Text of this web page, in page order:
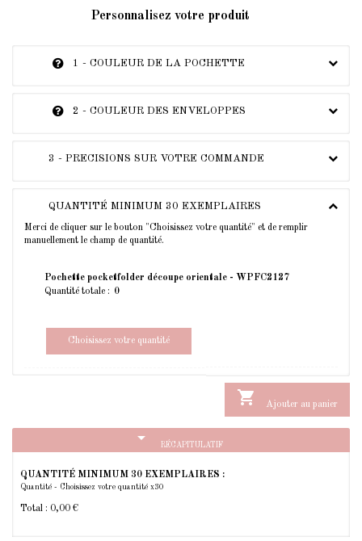
Personnalisez votre produit
1 - COULEUR DE LA POCHETTE
2 - COULEUR DES ENVELOPPES
3 - PRECISIONS SUR VOTRE COMMANDE
QUANTITÉ MINIMUM 30 EXEMPLAIRES
Merci de cliquer sur le bouton "Choisissez votre quantité" et de remplir
manuellement le champ de quantité.
Pochette pocketfolder découpe orientale - WPFC2127
Quantité totale :
Choisissez votre quantité
 Ajouter au panier
arrow_drop_down RÉCAPITULATIF
QUANTITÉ MINIMUM 30 EXEMPLAIRES :
Quantité - Choisissez votre quantité x30
Total : 0,00 €